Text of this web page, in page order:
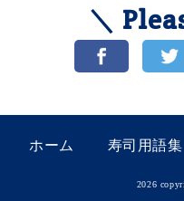
＼
ホーム 寿司用語集
2026